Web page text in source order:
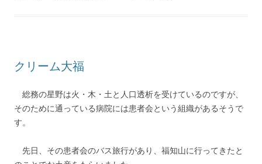
クリーム大福
総務の星野は火・木・土と人口透析を受けているのですが、
そのために通っている病院には患者会という組織があるそうで
す。
先日、その患者会のバス旅行があり、福知山に行ってきたと